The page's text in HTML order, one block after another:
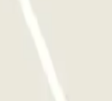
instruções indicadas